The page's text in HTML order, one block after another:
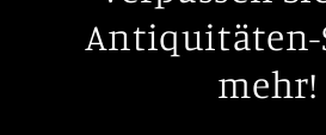
Antiquitäten-
mehr!